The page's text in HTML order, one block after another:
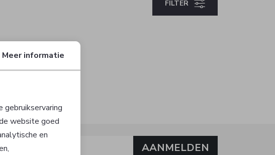
FILTER
AANMELDEN
Meer informatie
gebruikservaring
website goed
en